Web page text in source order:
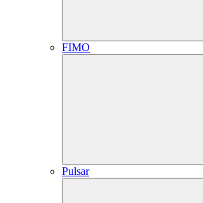
FIMO
Pulsar